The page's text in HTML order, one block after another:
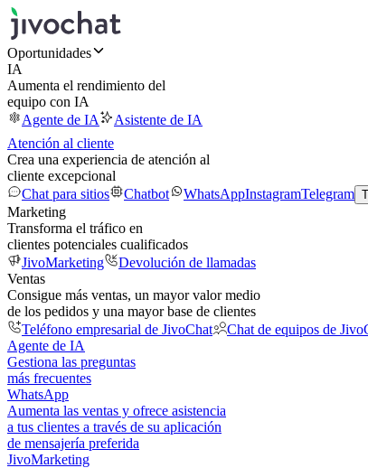
Oportunidades
IA
Aumenta el rendimiento del
equipo con IA
Agente de IA
Asistente de IA
Atención al cliente
Crea una experiencia de atención al
cliente excepcional
Chat para sitios
Chatbot WhatsAppInstagramTelegram
Marketing
Transforma el tráfico en
clientes potenciales cualificados
JivoMarketing
Devolución de llamadas
Ventas
Consigue más ventas, un mayor valor medio
de los pedidos y una mayor base de clientes
Teléfono empresarial de JivoChat
Chat de equipos de
Agente de IA
Gestiona las preguntas
más frecuentes
WhatsApp
Aumenta las ventas y ofrece asistencia
a tus clientes a través de su aplicación
de mensajería preferida
JivoMarketing